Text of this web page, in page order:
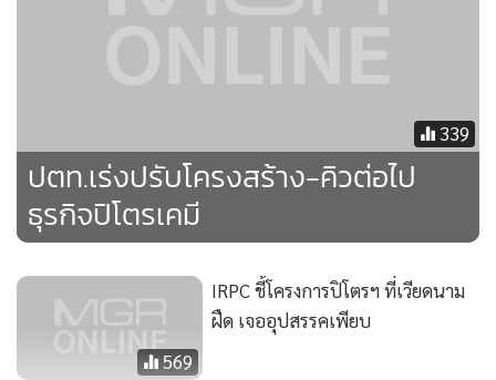
339
ปตท.เร่งปรับโครงสร้าง-คิวต่อไป
ธุรกิจปิโตรเคมี
569
IRPC ชี้โครงการปิโตรฯ ที่เวียดนาม
ฝืด เจออุปสรรคเพียบ